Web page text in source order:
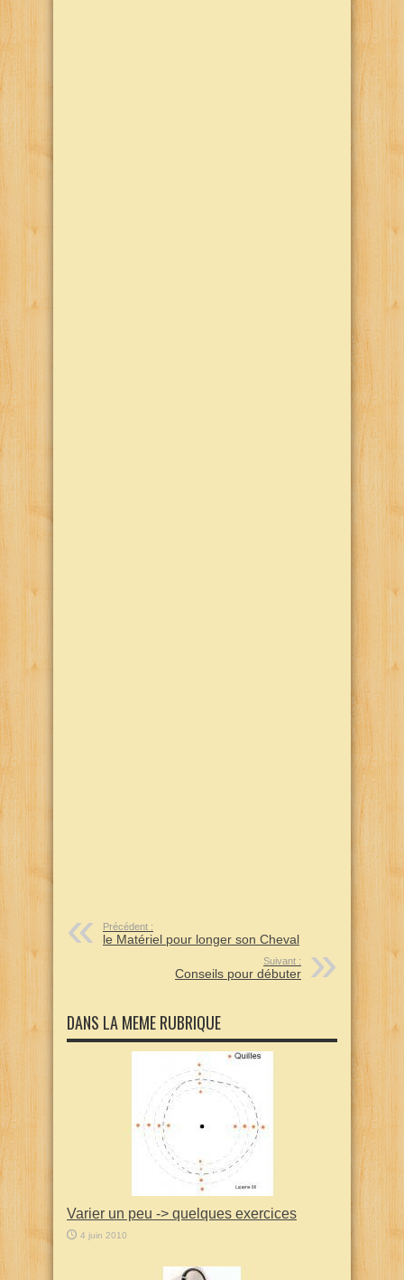
Précédent :
le Matériel pour longer son Cheval
Suivant :
Conseils pour débuter
DANS LA MEME RUBRIQUE
Varier un peu -> quelques exercices
4 juin 2010